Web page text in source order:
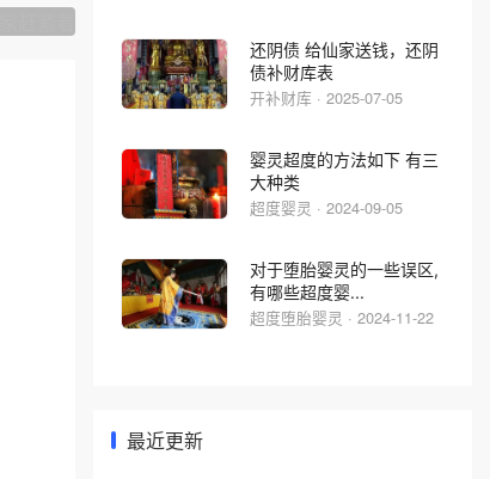
还阴债 给仙家送钱，还阴
债补财库表
开补财库 · 2025-07-05
婴灵超度的方法如下 有三
大种类
超度婴灵 · 2024-09-05
对于堕胎婴灵的一些误区,
有哪些超度婴...
超度堕胎婴灵 · 2024-11-22
最近更新